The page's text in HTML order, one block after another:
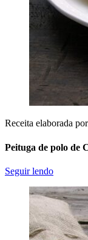
Receita elaborada
Peituga de polo de
Seguir lendo